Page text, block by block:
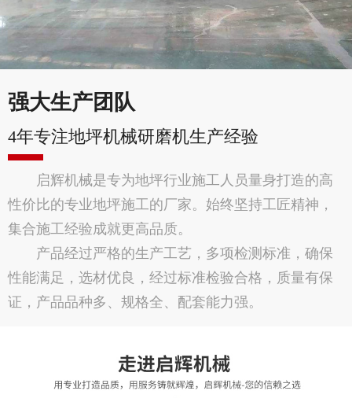
强大生产团队
4年专注地坪机械研磨机生产经验
启辉机械是专为地坪行业施工人员量身打造的高
性价比的专业地坪施工的厂家。始终坚持工匠精神，
集合施工经验成就更高品质。
产品经过严格的生产工艺，多项检测标准，确保
性能满足，选材优良，经过标准检验合格，质量有保
证，产品品种多、规格全、配套能力强。